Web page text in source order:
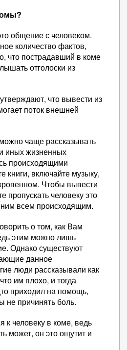
общение с человеком.
количество фактов,
что пострадавший в коме
отголоски из
что вывести из
поток внешней
чаще рассказывать
иных жизненных
происходящими
книги, включайте музыку,
Чтобы вывести
пропускать человеку это
всем происходящим.
о том, как Вам
этим можно лишь
Однако существуют
данное
люди рассказывали как
им плохо, и тогда
приходил на помощь,
не причинять боль.
к человеку в коме, ведь
может, он это ощутит и